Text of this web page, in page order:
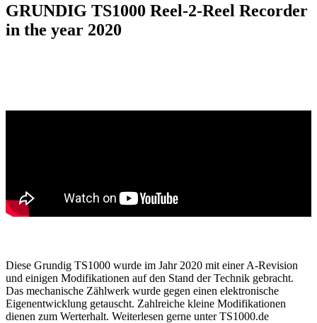
GRUNDIG TS1000 Reel-2-Reel Recorder
in the year 2020
Diese Grundig TS1000 wurde im Jahr 2020 mit einer A-Revision
und einigen Modifikationen auf den Stand der Technik gebracht.
Das mechanische Zählwerk wurde gegen einen elektronische
Eigenentwicklung getauscht. Zahlreiche kleine Modifikationen
dienen zum Werterhalt. Weiterlesen gerne unter TS1000.de